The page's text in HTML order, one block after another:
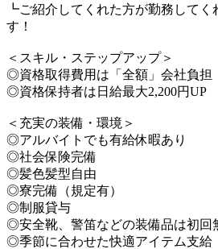
┗ご紹介してくれた方が勤務してく
す！
＜スキル・ステップアップ＞
◎資格取得費用は「全額」会社負担
◎資格保持者は日給最大2,200円UP
＜充実の装備・環境＞
◎アルバイトでも有給休暇あり
◎社会保険完備
◎髪色髪型自由
◎寮完備（規定有）
◎制服貸与
◎安全靴、警笛などの装備品は初回
◎季節に合わせた快適アイテム支給